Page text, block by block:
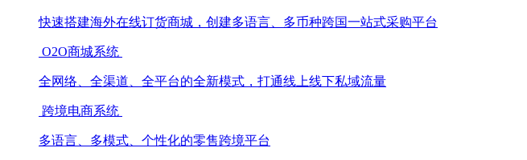
快速搭建海外在线订货商城，创建多语言、多币种跨国一站式采购平台
O2O商城系统
全网络、全渠道、全平台的全新模式，打通线上线下私域流量
跨境电商系统
多语言、多模式、个性化的零售跨境平台